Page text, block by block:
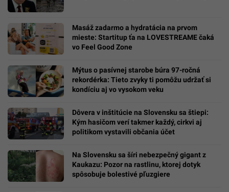
Masáž zadarmo a hydratácia na prvom
mieste: Startitup ťa na LOVESTREAME čaká
vo Feel Good Zone
Mýtus o pasívnej starobe búra 97-ročná
rekordérka: Tieto zvyky ti pomôžu udržať si
kondíciu aj vo vysokom veku
Dôvera v inštitúcie na Slovensku sa štiepi:
Kým hasičom verí takmer každý, cirkvi aj
politikom vystavili občania účet
Na Slovensku sa šíri nebezpečný gigant z
Kaukazu: Pozor na rastlinu, ktorej dotyk
spôsobuje bolestivé pľuzgiere